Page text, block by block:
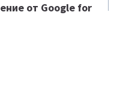
от Google for